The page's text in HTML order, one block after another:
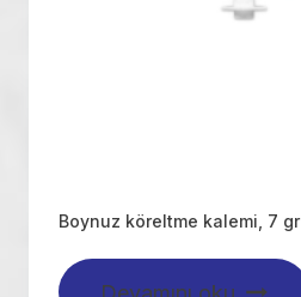
Boynuz köreltme kalemi, 7 gr